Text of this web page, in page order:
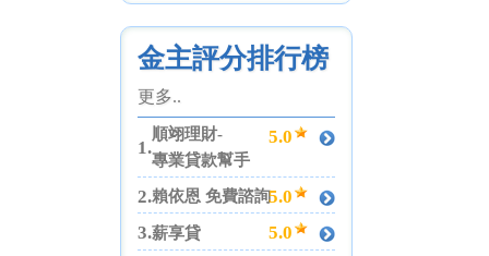
金主評分排行榜
更多..
1.
順翊理財-
專業貸款幫手
5.0
2.賴依恩 免費諮詢5.0
3.薪享貸 5.0